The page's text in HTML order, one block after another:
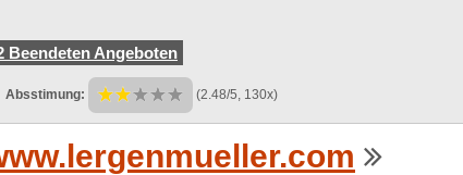
Beendeten Angeboten
Absstimung: (2.48/5, 130x)